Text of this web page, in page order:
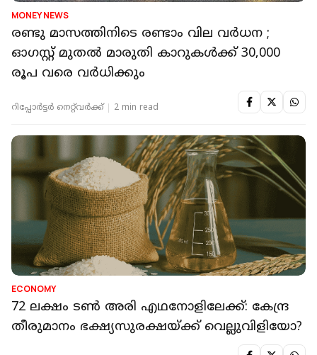
MONEY NEWS
രണ്ടു മാസത്തിനിടെ രണ്ടാം വില വർധന ;
ഓഗസ്റ്റ് മുതൽ മാരുതി കാറുകൾക്ക് 30,000
രൂപ വരെ വർധിക്കും
റിപ്പോർട്ടർ നെറ്റ്‌വര്‍ക്ക്‌ 2 min read
ECONOMY
72 ലക്ഷം ടൺ അരി എഥനോളിലേക്ക്: കേന്ദ്ര
തീരുമാനം ഭക്ഷ്യസുരക്ഷയ്ക്ക് വെല്ലുവിളിയോ?